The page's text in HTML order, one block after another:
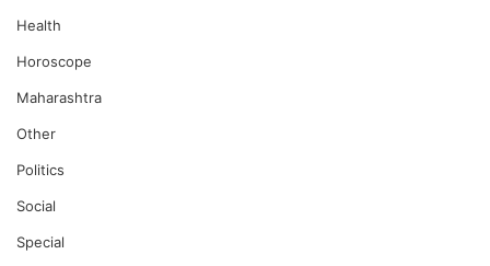
Health
Horoscope
Maharashtra
Other
Politics
Social
Special